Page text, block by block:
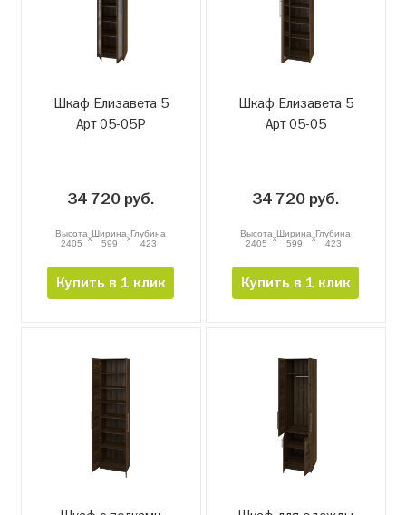
Шкаф Елизавета 5
Арт 05-05Р
34 720 руб.
Высота
2405
xШирина
599
xГлубина
423
Купить в 1 клик
Шкаф Елизавета 5
Арт 05-05
34 720 руб.
Высота
2405
xШирина
599
xГлубина
423
Купить в 1 клик